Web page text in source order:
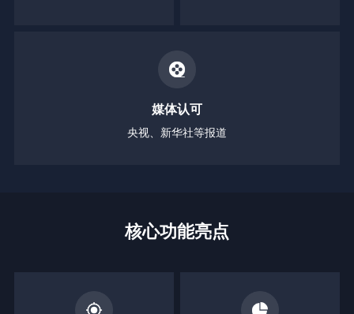
媒体认可
央视、新华社等报道
核心功能亮点